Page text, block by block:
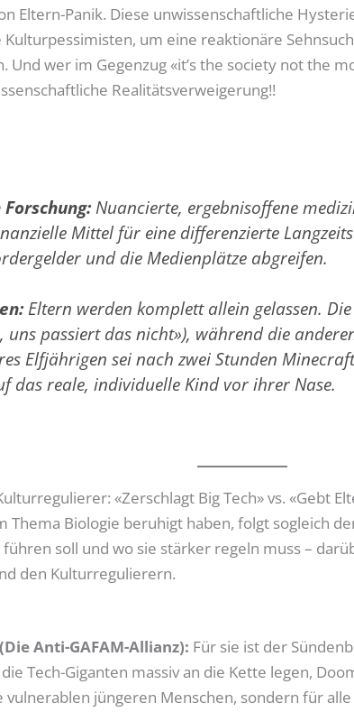
Eltern-Panik. Diese unwissenschaftliche
um eine reaktionäre
Und wer im Gegenzug «it’s the society not the
Realitätsverweigerung!!
Nuancierte, ergebnisoffene
Mittel für eine differenzierte
und die Medienplätze abgreifen.
Eltern werden komplett allein gelassen.
uns passiert das nicht»), während die
Elfjährigen sei nach zwei Stunden
das reale, individuelle Kind vor ihrer Nase.
«Zerschlagt Big Tech» vs. «Gebt
Thema Biologie beruhigt haben, folgt sogleich
soll und wo sie stärker regeln muss –
den Kulturregulierern.
Anti-GAFAM-Allianz): Für sie ist der
Tech-Giganten massiv an die Kette legen,
jüngeren Menschen, sondern für